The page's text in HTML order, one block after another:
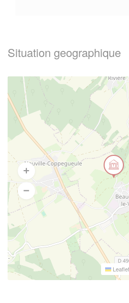
Situation geographique
Leaflet